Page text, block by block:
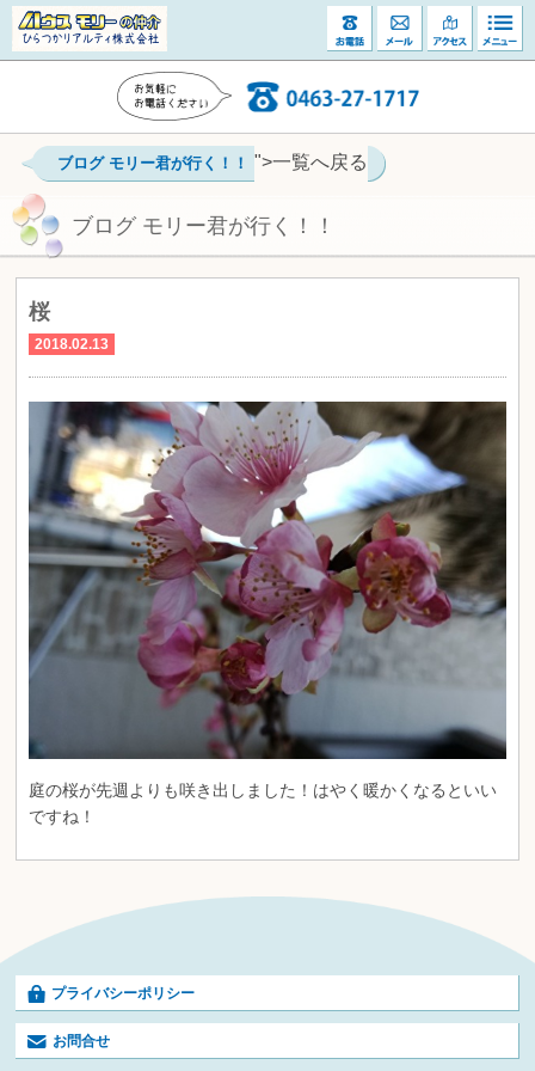
ブログ モリー君が行く！！ ">一覧へ戻る
ブログ モリー君が行く！！
桜
2018.02.13
庭の桜が先週よりも咲き出しました！はやく暖かくなるといい
ですね！
プライバシーポリシー
お問合せ